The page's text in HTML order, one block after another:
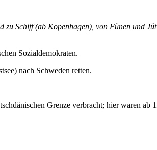
Schiff (ab Kopenhagen), von Fünen und
Sozialdemokraten.
nach Schweden retten.
Grenze verbracht; hier waren